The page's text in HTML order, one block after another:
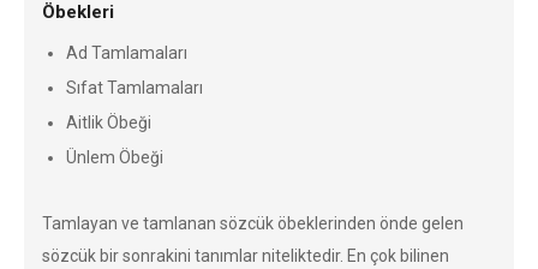
Öbekleri
Ad Tamlamaları
Sıfat Tamlamaları
Aitlik Öbeği
Ünlem Öbeği
Tamlayan ve tamlanan sözcük öbeklerinden önde gelen
sözcük bir sonrakini tanımlar niteliktedir. En çok bilinen